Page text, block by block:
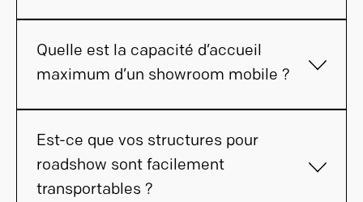
Quelle est la capacité d’accueil
maximum d’un showroom mobile ?
Est-ce que vos structures pour
roadshow sont facilement
transportables ?